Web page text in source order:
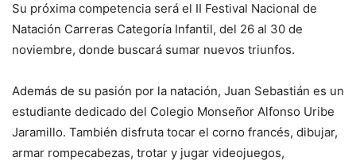
Su próxima competencia será el II Festival Nacional de
Natación Carreras Categoría Infantil, del 26 al 30 de
noviembre, donde buscará sumar nuevos triunfos.
Además de su pasión por la natación, Juan Sebastián es un
estudiante dedicado del Colegio Monseñor Alfonso Uribe
Jaramillo. También disfruta tocar el corno francés, dibujar,
armar rompecabezas, trotar y jugar videojuegos,